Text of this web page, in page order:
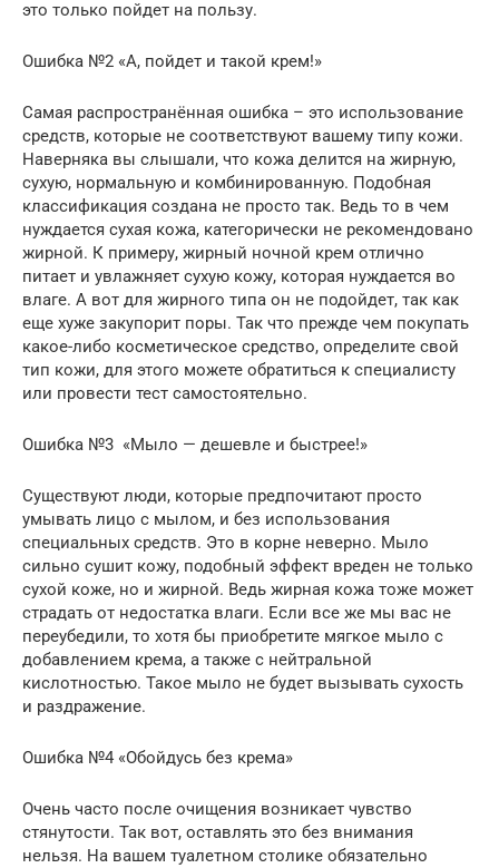
это только пойдет на пользу.
Ошибка №2 «А, пойдет и такой крем!»
Самая распространённая ошибка – это использование
средств, которые не соответствуют вашему типу кожи.
Наверняка вы слышали, что кожа делится на жирную,
сухую, нормальную и комбинированную. Подобная
классификация создана не просто так. Ведь то в чем
нуждается сухая кожа, категорически не рекомендовано
жирной. К примеру, жирный ночной крем отлично
питает и увлажняет сухую кожу, которая нуждается во
влаге. А вот для жирного типа он не подойдет, так как
еще хуже закупорит поры. Так что прежде чем покупать
какое-либо косметическое средство, определите свой
тип кожи, для этого можете обратиться к специалисту
или провести тест самостоятельно.
Ошибка №3 «Мыло — дешевле и быстрее!»
Существуют люди, которые предпочитают просто
умывать лицо с мылом, и без использования
специальных средств. Это в корне неверно. Мыло
сильно сушит кожу, подобный эффект вреден не только
сухой коже, но и жирной. Ведь жирная кожа тоже может
страдать от недостатка влаги. Если все же мы вас не
переубедили, то хотя бы приобретите мягкое мыло с
добавлением крема, а также с нейтральной
кислотностью. Такое мыло не будет вызывать сухость
и раздражение.
Ошибка №4 «Обойдусь без крема»
Очень часто после очищения возникает чувство
стянутости. Так вот, оставлять это без внимания
нельзя. На вашем туалетном столике обязательно